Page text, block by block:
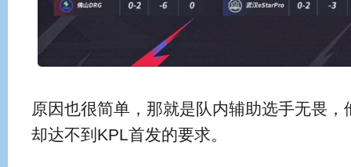
原因也很简单，那就是队内辅助选手无畏
却达不到KPL首发的要求。